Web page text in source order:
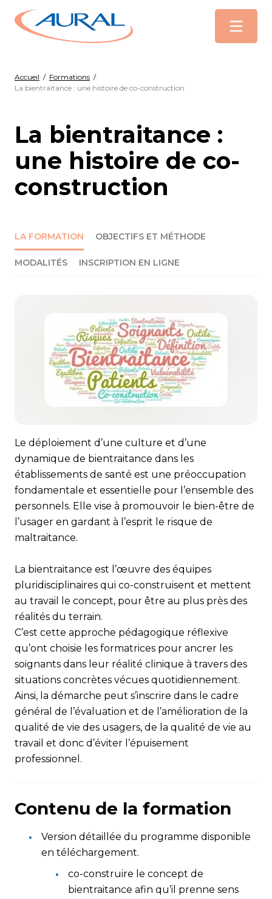
Menu
Accueil / Formations /
La bientraitance : une histoire de co-construction
La bientraitance :
une histoire de co-
construction
LA FORMATION OBJECTIFS ET MÉTHODE
MODALITÉS INSCRIPTION EN LIGNE
Le déploiement d’une culture et d’une
dynamique de bientraitance dans les
établissements de santé est une préoccupation
fondamentale et essentielle pour l’ensemble des
personnels. Elle vise à promouvoir le bien-être de
l’usager en gardant à l’esprit le risque de
maltraitance.
La bientraitance est l’œuvre des équipes
pluridisciplinaires qui co-construisent et mettent
au travail le concept, pour être au plus près des
réalités du terrain.
C’est cette approche pédagogique réflexive
qu’ont choisie les formatrices pour ancrer les
soignants dans leur réalité clinique à travers des
situations concrètes vécues quotidiennement.
Ainsi, la démarche peut s’inscrire dans le cadre
général de l’évaluation et de l’amélioration de la
qualité de vie des usagers, de la qualité de vie au
travail et donc d’éviter l’épuisement
professionnel.
Contenu de la formation
Version détaillée du programme disponible
en téléchargement.
co-construire le concept de
bientraitance afin qu’il prenne sens